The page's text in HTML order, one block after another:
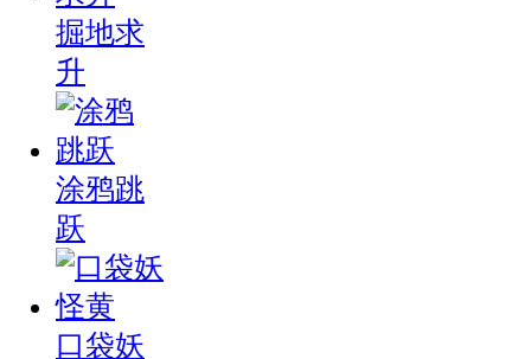
掘地求
升
涂鸦跳
跃
口袋妖